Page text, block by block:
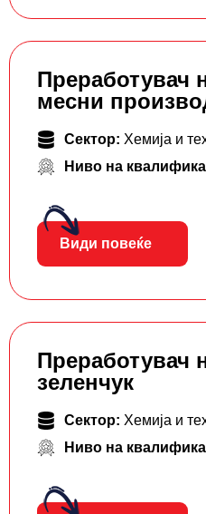
Преработувач
месни
Сектор: Хемија и
Ниво на
Види повеќе
Преработувач
зеленчук
Сектор: Хемија и
Ниво на